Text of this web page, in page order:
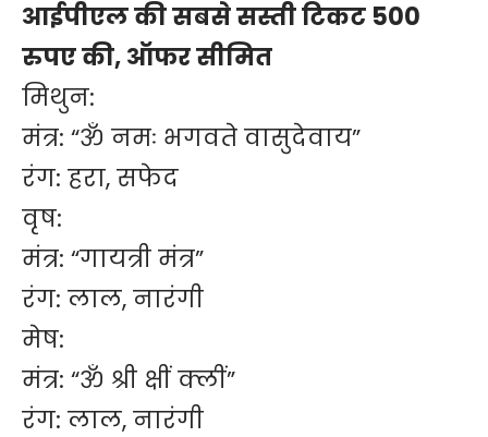
आईपीएल की सबसे सस्ती टिकट 500
रुपए की, ऑफर सीमित
मिथुन:
मंत्र: “ॐ नमः भगवते वासुदेवाय”
रंग: हरा, सफेद
वृष:
मंत्र: “गायत्री मंत्र”
रंग: लाल, नारंगी
मेष:
मंत्र: “ॐ श्री क्षीं क्लीं”
रंग: लाल, नारंगी